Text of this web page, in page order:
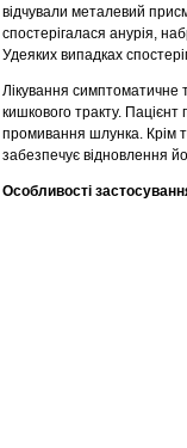
відчували металевий
спостерігалася анурія,
Удеяких випадках
Лікування симптоматичне
кишкового тракту.
промивання шлунка. Крім
забезпечує відновлення
Особливості